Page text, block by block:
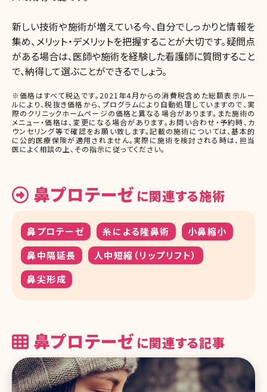
新しい技術や施術が増えている今、自分でしっかりと情報を
集め、メリット・デメリットを把握することが大切です。疑問点
がある場合は、医師や施術を経験した看護師に質問すること
で、納得して選ぶことができるでしょう。
※価格はすべて税込です。2021年4月からの消費税含めた総額表示ルー
ルにより、税抜き価格から、プログラムにより自動処理していますので、実
際のクリニックホームページの価格と異なる場合があります。また施術の
メニュー・価格は、変更になる場合があります。お問い合わせ・予約時、カ
ウンセリング等で確認をお願い致します。記載の施術については、基本的
に公的医療保険が適用されません。実際に施術を検討される時は、担当
医によく相談の上、その指示に従ってください。
鼻プロテーゼ に関連する施術
鼻プロテーゼ 糸による隆鼻術
小鼻縮小
鼻中隔延長
人中短縮（リップリフト）
鼻尖形成
鼻プロテーゼ に関連する記事